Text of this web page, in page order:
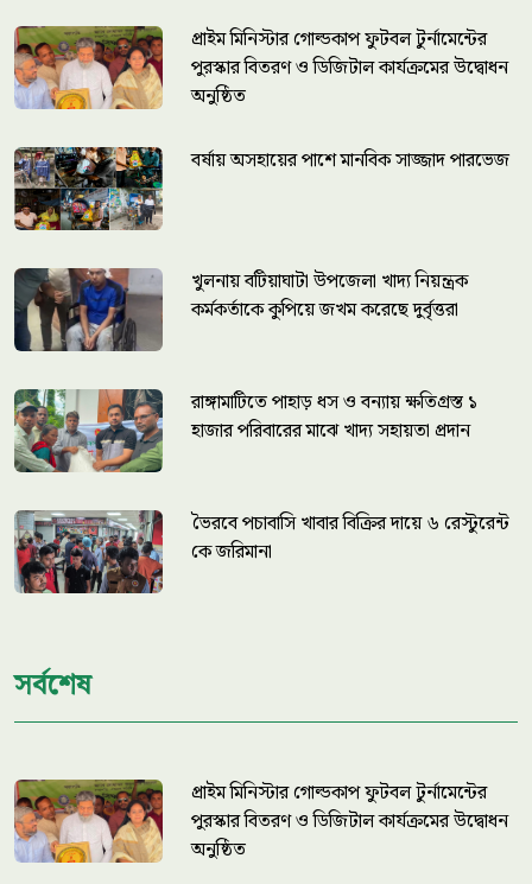
প্রাইম মিনিস্টার গোল্ডকাপ ফুটবল টুর্নামেন্টের
পুরস্কার বিতরণ ও ডিজিটাল কার্যক্রমের উদ্বোধন
অনুষ্ঠিত
বর্ষায় অসহায়ের পাশে মানবিক সাজ্জাদ পারভেজ
খুলনায় বটিয়াঘাটা উপজেলা খাদ্য নিয়ন্ত্রক
কর্মকর্তাকে কুপিয়ে জখম করেছে দুর্বৃত্তরা
রাঙ্গামাটিতে পাহাড় ধস ও বন্যায় ক্ষতিগ্রস্ত ১
হাজার পরিবারের মাঝে খাদ্য সহায়তা প্রদান
ভৈরবে পচাবাসি খাবার বিক্রির দায়ে ৬ রেস্টুরেন্ট
কে জরিমানা
সর্বশেষ
প্রাইম মিনিস্টার গোল্ডকাপ ফুটবল টুর্নামেন্টের
পুরস্কার বিতরণ ও ডিজিটাল কার্যক্রমের উদ্বোধন
অনুষ্ঠিত